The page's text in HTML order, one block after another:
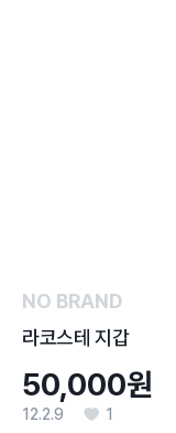
NO BRAND
라코스테 지갑
50,000원
12.2.9 1